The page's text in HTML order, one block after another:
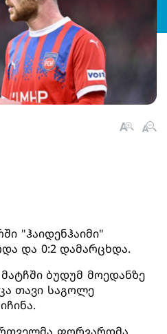
"ჰაიდენჰაიმი"
და 0:2 დამარცხდა.
ბუდუმ მოედანზე
თავი საგოლე
ფორვარდმა